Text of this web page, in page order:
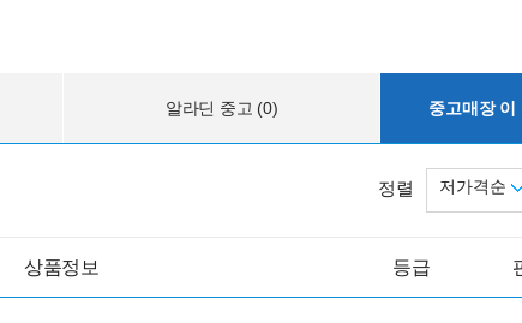
알라딘 중고 (0) 중고매장 이
정렬 저가격순
상품정보 등급